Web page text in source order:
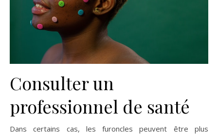
Consulter un
professionnel de santé
Dans certains cas, les furoncles peuvent être plus